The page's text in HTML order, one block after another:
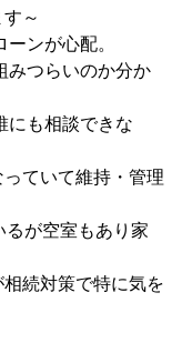
～
ンが心配。
みつらいのか分か
にも相談できな
ていて維持・管理
が空室もあり家
続対策で特に気を